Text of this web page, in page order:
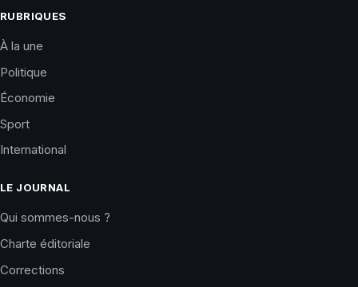
RUBRIQUES
À la une
Politique
Économie
Sport
International
LE JOURNAL
Qui sommes-nous ?
Charte éditoriale
Corrections